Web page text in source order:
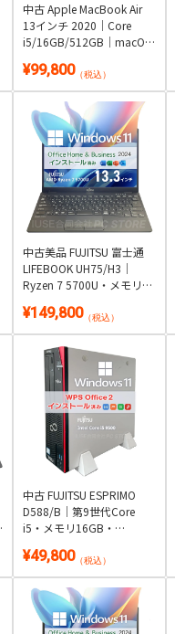
中古 Apple MacBook Air
13インチ 2020｜Core
i5/16GB/512GB｜macOS
¥99,800（税込）
中古美品 FUJITSU 富士通
LIFEBOOK UH75/H3｜
Ryzen 7 5700U・メモリ
超軽量｜Windows 11・
Microsoft Office 2024付き
¥149,800（税込）
中古 FUJITSU ESPRIMO
D588/B｜第9世代Core
i5・メモリ16GB・
DVDマルチ｜Windows
11・WPS Office 2付き
¥49,800（税込）